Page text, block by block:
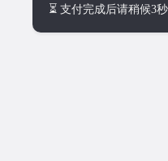
⏳ 支付完成后请稍候3